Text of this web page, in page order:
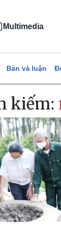
Multimedia
Bàn và luận
kiếm: